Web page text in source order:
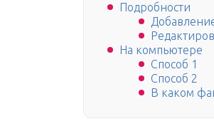
Подробности
На компьютере
Способ 1
Способ 2
В каком